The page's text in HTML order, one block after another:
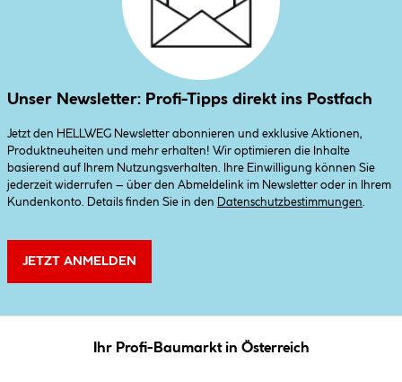
Unser Newsletter: Profi-Tipps direkt ins Postfach
Jetzt den HELLWEG Newsletter abonnieren und exklusive Aktionen,
Produktneuheiten und mehr erhalten! Wir optimieren die Inhalte
basierend auf Ihrem Nutzungsverhalten. Ihre Einwilligung können Sie
jederzeit widerrufen – über den Abmeldelink im Newsletter oder in Ihrem
Kundenkonto. Details finden Sie in den
Datenschutzbestimmungen
JETZT ANMELDEN
Ihr Profi-Baumarkt in Österreich